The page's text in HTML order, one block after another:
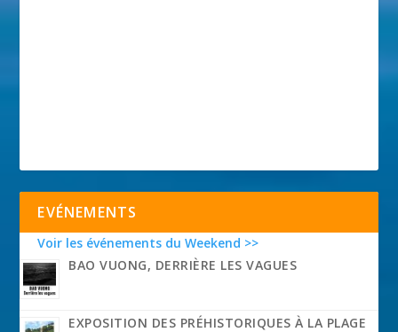
EVÉNEMENTS
Voir les événements du Weekend >>
BAO VUONG, DERRIÈRE LES VAGUES
EXPOSITION DES PRÉHISTORIQUES À LA PLAGE